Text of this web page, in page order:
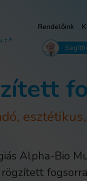
Rendelőink
Alpha-Bio